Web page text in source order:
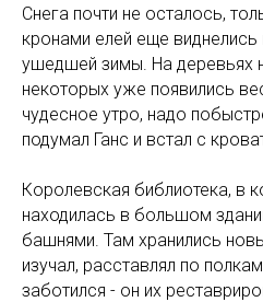
Снега почти не осталось,
кронами елей еще
ушедшей зимы. На деревьях
некоторых уже появились
чудесное утро, надо
подумал Ганс и встал с
Королевская библиотека, в
находилась в большом
башнями. Там хранились
изучал, расставлял по
заботился - он их